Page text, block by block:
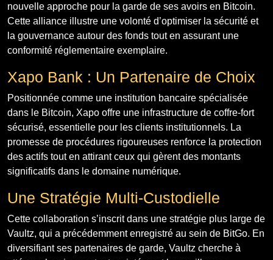
nouvelle approche pour la garde de ses avoirs en Bitcoin.
Cette alliance illustre une volonté d’optimiser la sécurité et
la gouvernance autour des fonds tout en assurant une
conformité réglementaire exemplaire.
Xapo Bank : Un Partenaire de Choix
Positionnée comme une institution bancaire spécialisée
dans le Bitcoin, Xapo offre une infrastructure de coffre-fort
sécurisé, essentielle pour les clients institutionnels. La
promesse de procédures rigoureuses renforce la protection
des actifs tout en attirant ceux qui gèrent des montants
significatifs dans le domaine numérique.
Une Stratégie Multi-Custodielle
Cette collaboration s’inscrit dans une stratégie plus large de
Vaultz, qui a précédemment enregistré au sein de BitGo. En
diversifiant ses partenaires de garde, Vaultz cherche à